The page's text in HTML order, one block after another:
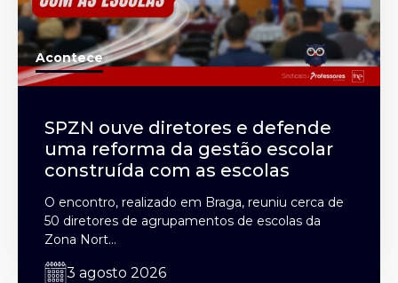
Acontece
SPZN ouve diretores e defende
uma reforma da gestão escolar
construída com as escolas
O encontro, realizado em Braga, reuniu cerca de
50 diretores de agrupamentos de escolas da
Zona Nort...
3 agosto 2026